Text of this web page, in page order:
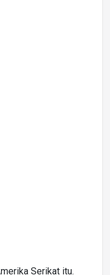
Serikat itu.